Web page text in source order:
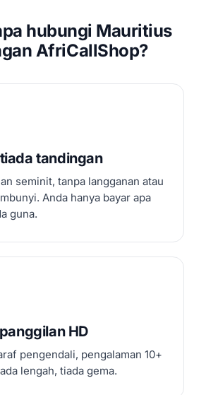
hubungi Mauritius
AfriCallShop?
tandingan
seminit, tanpa langganan atau
Anda hanya bayar apa
guna.
HD
pengendali, pengalaman 10+
lengah, tiada gema.